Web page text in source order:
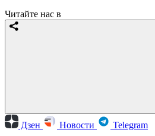
Читайте нас в
Дзен Новости Telegram